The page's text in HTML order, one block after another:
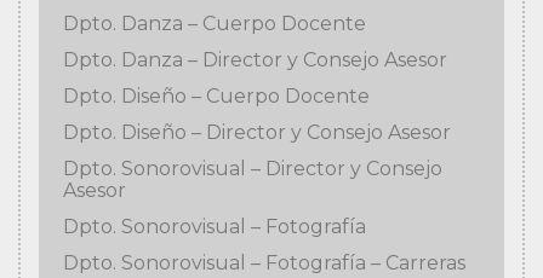
Dpto. Danza – Cuerpo Docente
Dpto. Danza – Director y Consejo Asesor
Dpto. Diseño – Cuerpo Docente
Dpto. Diseño – Director y Consejo Asesor
Dpto. Sonorovisual – Director y Consejo
Asesor
Dpto. Sonorovisual – Fotografía
Dpto. Sonorovisual – Fotografía – Carreras